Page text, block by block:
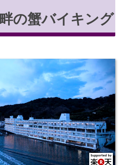
の蟹バイキング